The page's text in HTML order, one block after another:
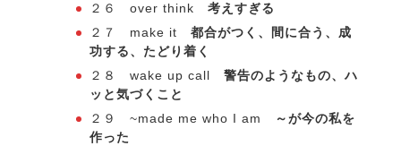
２６ over think考えすぎる
２７ make it都合がつく、間に合う、成
功する、たどり着く
２８ wake up call警告のようなもの、ハ
ッと気づくこと
２９ ~made me who I am
～が今の私を
作った